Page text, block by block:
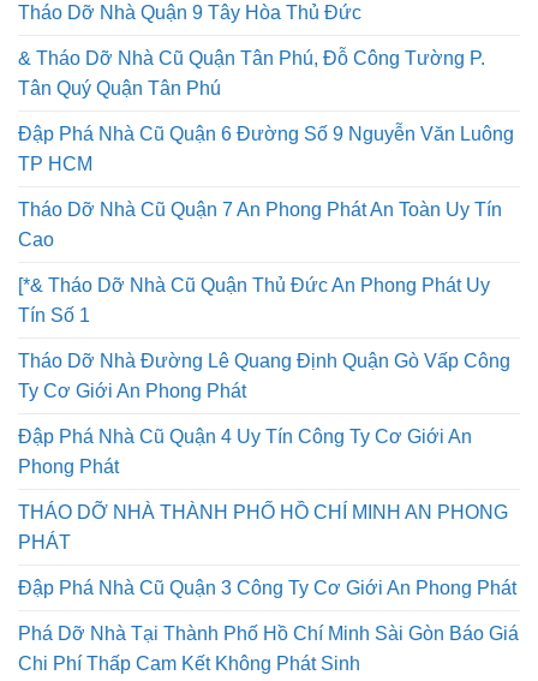
Tháo Dỡ Nhà Quận 9 Tây Hòa Thủ Đức
& Tháo Dỡ Nhà Cũ Quận Tân Phú, Đỗ Công Tường P.
Tân Quý Quận Tân Phú
Đập Phá Nhà Cũ Quận 6 Đường Số 9 Nguyễn Văn Luông
TP HCM
Tháo Dỡ Nhà Cũ Quận 7 An Phong Phát An Toàn Uy Tín
Cao
[*& Tháo Dỡ Nhà Cũ Quận Thủ Đức An Phong Phát Uy
Tín Số 1
Tháo Dỡ Nhà Đường Lê Quang Định Quận Gò Vấp Công
Ty Cơ Giới An Phong Phát
Đập Phá Nhà Cũ Quận 4 Uy Tín Công Ty Cơ Giới An
Phong Phát
THÁO DỠ NHÀ THÀNH PHỐ HỒ CHÍ MINH AN PHONG
PHÁT
Đập Phá Nhà Cũ Quận 3 Công Ty Cơ Giới An Phong Phát
Phá Dỡ Nhà Tại Thành Phố Hồ Chí Minh Sài Gòn Báo Giá
Chi Phí Thấp Cam Kết Không Phát Sinh